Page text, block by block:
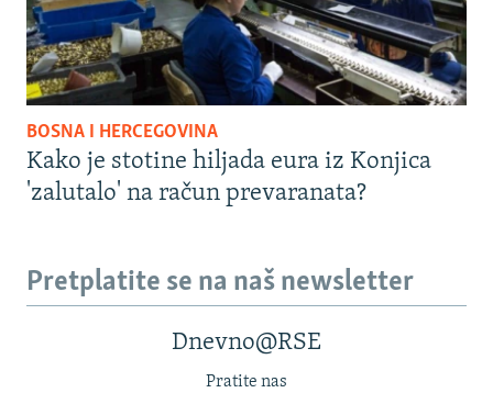
BOSNA I HERCEGOVINA
Kako je stotine hiljada eura iz Konjica
'zalutalo' na račun prevaranata?
Pretplatite se na naš newsletter
Dnevno@RSE
Pratite nas